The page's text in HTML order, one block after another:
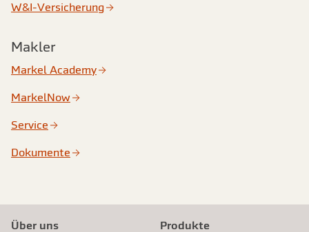
W&I-Versicherung
Makler
Markel Academy
MarkelNow
Service
Dokumente
Über uns Produkte